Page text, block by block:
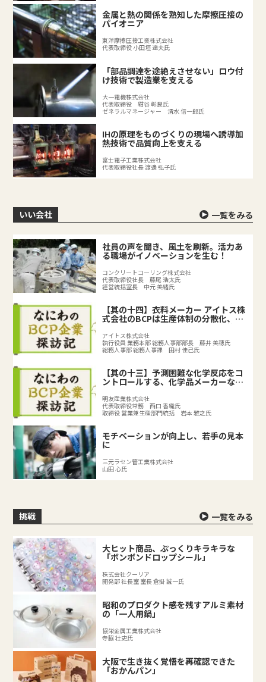
金属と熱の関係を熟知した摩擦圧接の
パイオニア
東洋摩擦圧接工業株式会社
代表取締役 小田垣 達夫氏
「部品調達を途絶えさせない」ロウ付
け技術で製造業を支える
大一電機株式会社
代表取締役 紺谷 彰良氏
ゼネラルマネージャー 清水 信一郎氏
IHの原理をものづくりの現場へ誘導加
熱技術で品質向上を支える
富士電子工業株式会社
代表取締役社長 渡邊 弘子氏
いい会社 一覧をみる
社員の声を聞き、風土を刷新。活力あ
る職場がイノベーションを生む！
コンクリートコーリング株式会社
代表取締役社長 藤尾 浩太氏
経営統括室長 中元 美緒氏
【其の十四】衣料メーカー アイトス株
式会社のBCPは生産体制の分散化、
BCPの取り組みで既存のリスク対策を
強化
アイトス株式会社
執行役員 業務本部 総務人事部部長 藤井 美穂氏
総務人事部 総務人事課 田村 佳己氏
【其の十三】予測困難な化学反応をコ
ントロールする、化学品メーカーなら
ではのリスクとは？
明友産業株式会社
代表取締役常務 西口 香織氏
取締役 営業兼生産部門統括 岩本 雅之氏
モチベーションが向上し、若手の見本
に
三元ラセン管工業株式会社
山田 心氏
挑戦 一覧をみる
大ヒット商品、ぷっくりキラキラな
「ボンボンドロップシール」
株式会社クーリア
開発部 社長室 室長 倉掛 誠一氏
昭和のプロダクト感を残すアルミ素材
の「一人用鍋」
協栄金属工業株式会社
寺脇 壮史氏
大阪で生き抜く覚悟を再確認できた
「おかんパン」